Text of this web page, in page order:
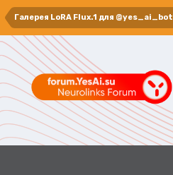
Галерея LoRA Flux.1 для @yes_ai_bot